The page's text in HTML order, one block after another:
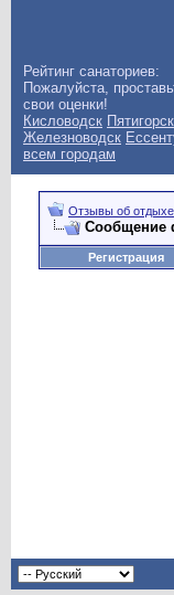
Рейтинг санаториев:
Пожалуйста,
свои оценки!
Кисловодск Пятигорск
Железноводск
всем городам
Отзывы об
Сообщение
Регистрация